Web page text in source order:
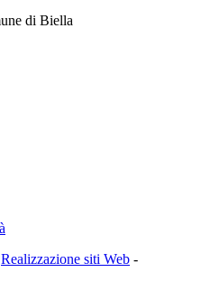
di Biella
Realizzazione siti Web -